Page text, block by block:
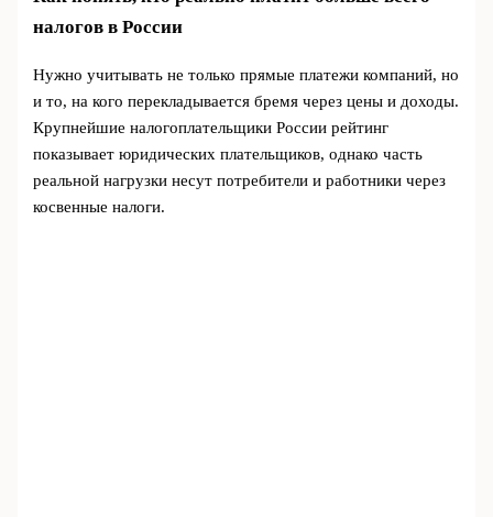
налогов в России
Нужно учитывать не только прямые платежи компаний, но
и то, на кого перекладывается бремя через цены и доходы.
Крупнейшие налогоплательщики России рейтинг
показывает юридических плательщиков, однако часть
реальной нагрузки несут потребители и работники через
косвенные налоги.